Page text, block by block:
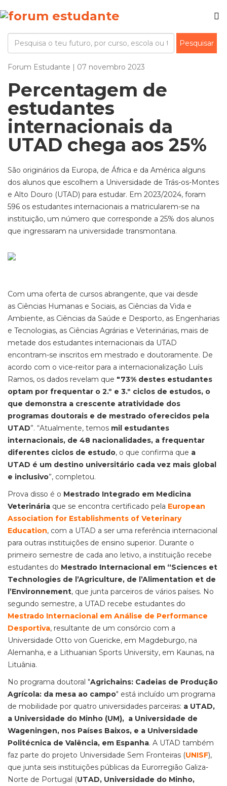
Forum Estudante | 07 novembro 2023
Percentagem de
estudantes
internacionais da
UTAD chega aos 25%
São originários da Europa, de África e da América alguns
dos alunos que escolhem a Universidade de Trás-os-Montes
e Alto Douro (UTAD) para estudar. Em 2023/2024, foram
596 os estudantes internacionais a matricularem-se na
instituição, um número que corresponde a 25% dos alunos
que ingressaram na universidade transmontana.
Com uma oferta de cursos abrangente, que vai desde
as Ciências Humanas e Sociais, as Ciências da Vida e
Ambiente, as Ciências da Saúde e Desporto, as Engenharias
e Tecnologias, as Ciências Agrárias e Veterinárias, mais de
metade dos estudantes internacionais da UTAD
encontram-se inscritos em mestrado e doutoramente. De
acordo com o vice-reitor para a internacionalização Luís
Ramos, os dados revelam que "73% destes estudantes
optam por frequentar o 2.º e 3.º ciclos de estudos, o
que demonstra a crescente atratividade dos
programas doutorais e de mestrado oferecidos pela
UTAD”. “Atualmente, temos mil estudantes
internacionais, de 48 nacionalidades, a frequentar
diferentes ciclos de estudo, o que confirma que a
UTAD é um destino universitário cada vez mais global
e inclusivo”, completou.
Prova disso é o Mestrado Integrado em Medicina
Veterinária que se encontra certificado pela European
Association for Establishments of Veterinary
Education, com a UTAD a ser uma referência internacional
para outras instituições de ensino superior. Durante o
primeiro semestre de cada ano letivo, a instituição recebe
estudantes do Mestrado Internacional em “Sciences et
Technologies de l’Agriculture, de l’Alimentation et de
l’Environnement, que junta parceiros de vários países. No
segundo semestre, a UTAD recebe estudantes do
Mestrado Internacional em Análise de Performance
Desportiva, resultante de um consórcio com a
Universidade Otto von Guericke, em Magdeburgo, na
Alemanha, e a Lithuanian Sports University, em Kaunas, na
Lituânia.
No programa doutoral "Agrichains: Cadeias de Produção
Agrícola: da mesa ao campo" está incluído um programa
de mobilidade por quatro universidades parceiras: a UTAD,
a Universidade do Minho (UM), a Universidade de
Wageningen, nos Países Baixos, e a Universidade
Politécnica de Valência, em Espanha. A UTAD também
faz parte do projeto Universidade Sem Fronteiras (UNISF),
que junta seis instituições públicas da Eurorregião Galiza-
Norte de Portugal (UTAD, Universidade do Minho,